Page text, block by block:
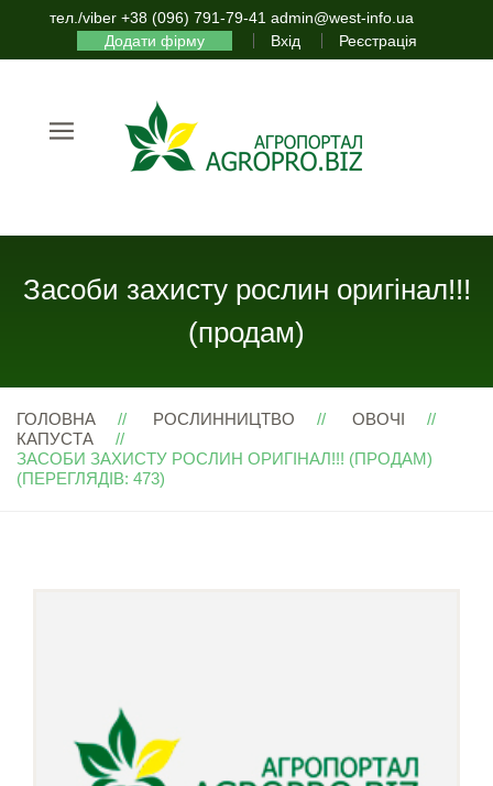
тел./viber +38 (096) 791-79-41 admin@west-info.ua
Додати фірму
Вхід Реєстрація
Засоби захисту рослин оригінал!!!
(продам)
ГОЛОВНА РОСЛИННИЦТВО
ОВОЧІ
КАПУСТА
ЗАСОБИ ЗАХИСТУ РОСЛИН ОРИГІНАЛ!!! (ПРОДАМ)
(ПЕРЕГЛЯДІВ: 473)